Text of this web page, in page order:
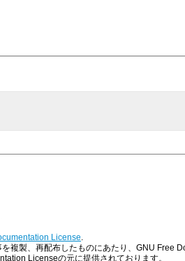
License
を複製、再配布したものにあたり、GNU Free
Licenseの元に提供されております。